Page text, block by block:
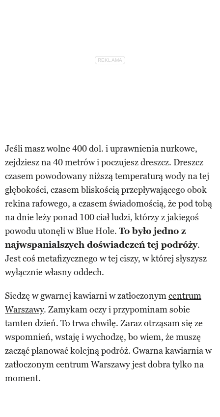
Jeśli masz wolne 400 dol. i uprawnienia nurkowe,
zejdziesz na 40 metrów i poczujesz dreszcz. Dreszcz
czasem powodowany niższą temperaturą wody na tej
głębokości, czasem bliskością przepływającego obok
rekina rafowego, a czasem świadomością, że pod tobą
na dnie leży ponad 100 ciał ludzi, którzy z jakiegoś
powodu utonęli w Blue Hole. To było jedno z
najwspanialszych doświadczeń tej podróży.
Jest coś metafizycznego w tej ciszy, w której słyszysz
wyłącznie własny oddech.
Siedzę w gwarnej kawiarni w zatłoczonymcentrum
Warszawy. Zamykam oczy i przypominam sobie
tamten dzień. To trwa chwilę. Zaraz otrząsam się ze
wspomnień, wstaję i wychodzę, bo wiem, że muszę
zacząć planować kolejną podróż. Gwarna kawiarnia w
zatłoczonym centrum Warszawy jest dobra tylko na
moment.